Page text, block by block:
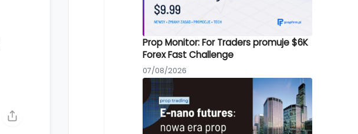
Prop Monitor: For Traders promuje $6K
Forex Fast Challenge
07/08/2026